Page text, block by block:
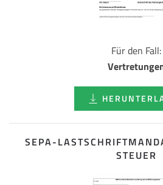
Für den Fall:
SEPA-
STEUER